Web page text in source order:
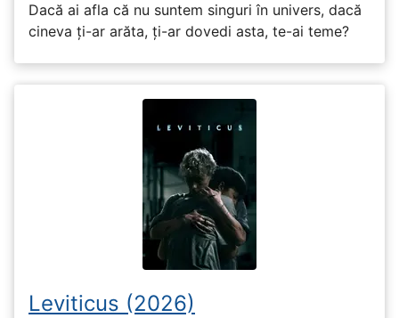
Dacă ai afla că nu suntem singuri în univers, dacă
cineva ți-ar arăta, ți-ar dovedi asta, te-ai teme?
Leviticus (2026)